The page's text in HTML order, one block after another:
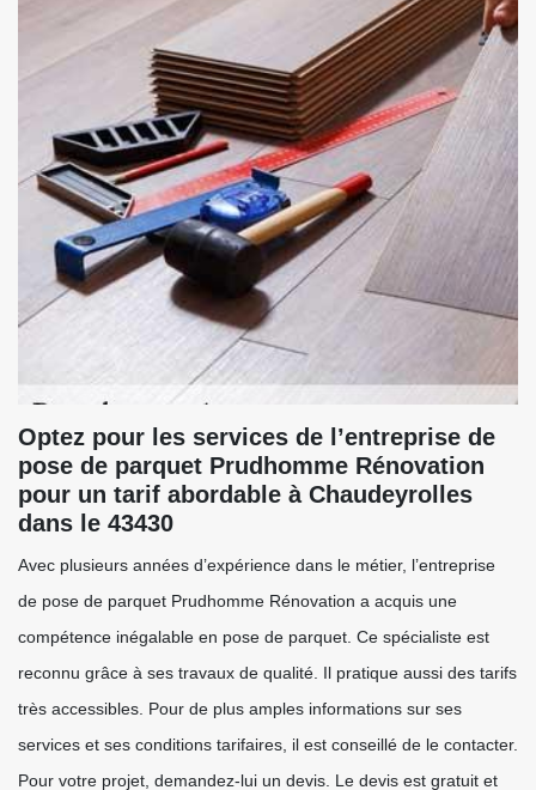
Optez pour les services de l’entreprise de
pose de parquet Prudhomme Rénovation
pour un tarif abordable à Chaudeyrolles
dans le 43430
Avec plusieurs années d’expérience dans le métier, l’entreprise
de pose de parquet Prudhomme Rénovation a acquis une
compétence inégalable en pose de parquet. Ce spécialiste est
reconnu grâce à ses travaux de qualité. Il pratique aussi des tarifs
très accessibles. Pour de plus amples informations sur ses
services et ses conditions tarifaires, il est conseillé de le contacter.
Pour votre projet, demandez-lui un devis. Le devis est gratuit et